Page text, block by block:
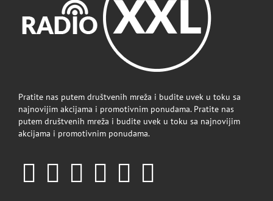
Pratite nas putem društvenih mreža i budite uvek u toku sa
najnovijim akcijama i promotivnim ponudama. Pratite nas
putem društvenih mreža i budite uvek u toku sa najnovijim
akcijama i promotivnim ponudama.